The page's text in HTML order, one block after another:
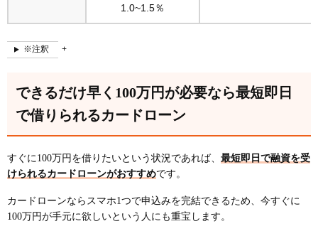
1.0~1.5％
※注釈
できるだけ早く100万円が必要なら最短即日
で借りられるカードローン
すぐに100万円を借りたいという状況であれば、 最短即日で融資を受
けられるカードローンがおすすめです。
カードローンならスマホ1つで申込みを完結できるため、今すぐに
100万円が手元に欲しいという人にも重宝します。